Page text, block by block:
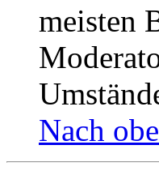
meisten
Nach